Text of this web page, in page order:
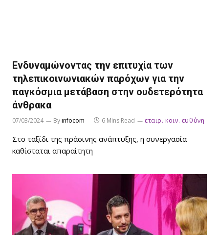
Ενδυναμώνοντας την επιτυχία των
τηλεπικοινωνιακών παρόχων για την
παγκόσμια μετάβαση στην ουδετερότητα
άνθρακα
07/03/2024 Byinfocom 6 Mins Read εταιρ. κοιν. ευθύνη
Στο ταξίδι της πράσινης ανάπτυξης, η συνεργασία
καθίσταται απαραίτητη